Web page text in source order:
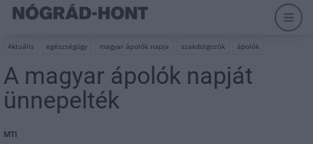
Aktuális egészségügy magyar ápolók napja szakdolgozók ápolók
A magyar ápolók napját
ünnepelték
MTI